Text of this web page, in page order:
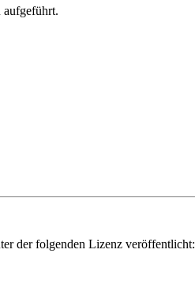
aufgeführt.
der folgenden Lizenz veröffentlicht: